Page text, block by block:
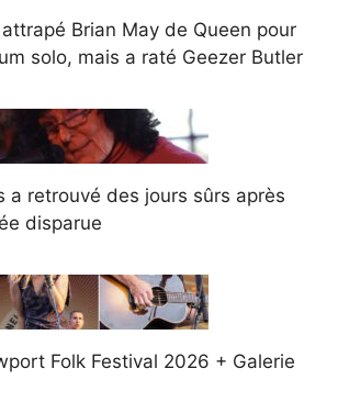
Brian May de Queen pour
solo, mais a raté Geezer Butler
a retrouvé des jours sûrs après
disparue
Folk Festival 2026 + Galerie